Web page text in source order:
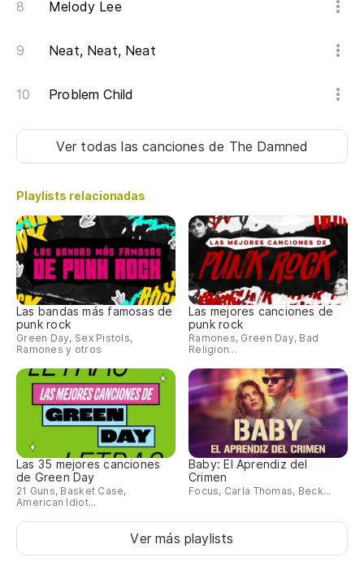
Melody Lee
Neat, Neat, Neat
Problem Child
Ver todas las canciones de The Damned
Playlists relacionadas
Las bandas más famosas de
punk rock
Green Day, Sex Pistols,
Ramones y otros
Las mejores canciones de
punk rock
Ramones, Green Day, Bad
Religion...
Las 35 mejores canciones
de Green Day
21 Guns, Basket Case,
American Idiot...
Baby: El Aprendiz del
Crimen
Focus, Carla Thomas, Beck...
Ver más playlists